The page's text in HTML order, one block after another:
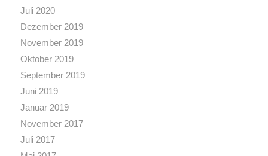
Juli 2020
Dezember 2019
November 2019
Oktober 2019
September 2019
Juni 2019
Januar 2019
November 2017
Juli 2017